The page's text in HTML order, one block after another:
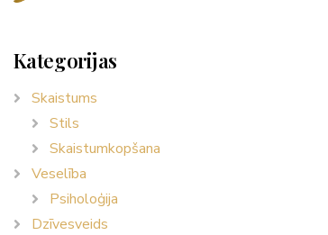
Kategorijas
Skaistums
Stils
Skaistumkopšana
Veselība
Psiholoģija
Dzīvesveids